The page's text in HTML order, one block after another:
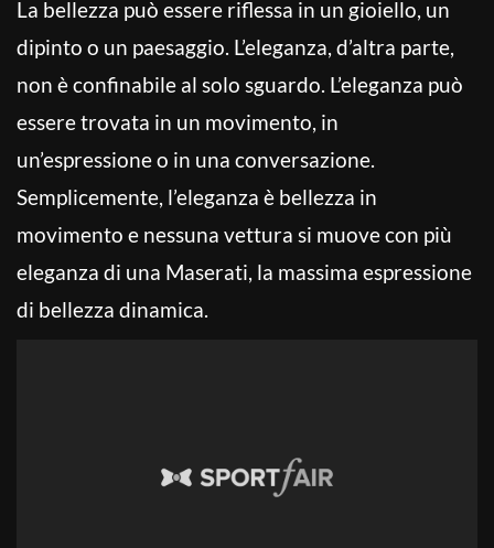
La bellezza può essere riflessa in un gioiello, un
dipinto o un paesaggio. L’eleganza, d’altra parte,
non è confinabile al solo sguardo. L’eleganza può
essere trovata in un movimento, in
un’espressione o in una conversazione.
Semplicemente, l’eleganza è bellezza in
movimento e nessuna vettura si muove con più
eleganza di una Maserati, la massima espressione
di bellezza dinamica.